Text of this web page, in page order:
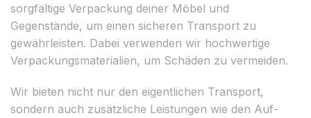
sorgfältige Verpackung deiner Möbel und
Gegenstände, um einen sicheren Transport zu
gewährleisten. Dabei verwenden wir hochwertige
Verpackungsmaterialien, um Schäden zu vermeiden.
Wir bieten nicht nur den eigentlichen Transport,
sondern auch zusätzliche Leistungen wie den Auf-